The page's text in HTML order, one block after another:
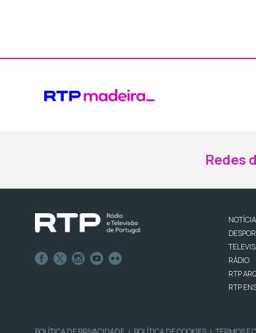
Redes
RÁDIO
RTP
RTP